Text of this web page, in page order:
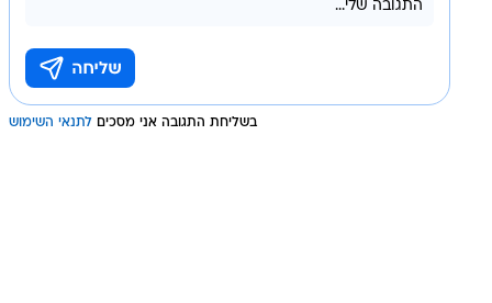
בשליחת התגובה אני מסכים לתנאי השימוש